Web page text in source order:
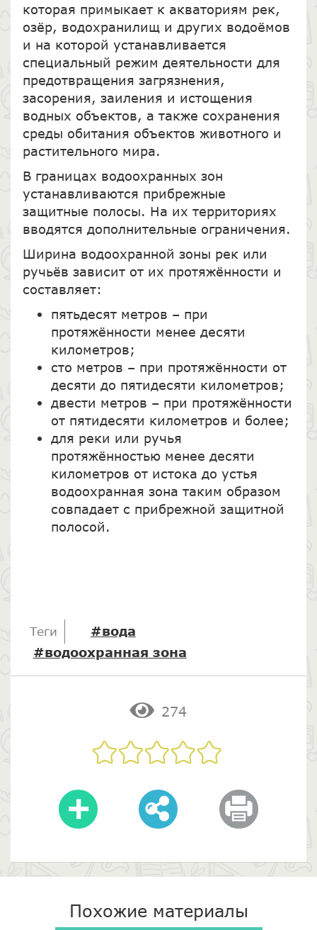
которая примыкает к акваториям рек,
озёр, водохранилищ и других водоёмов
и на которой устанавливается
специальный режим деятельности для
предотвращения загрязнения,
засорения, заиления и истощения
водных объектов, а также сохранения
среды обитания объектов животного и
растительного мира.
В границах водоохранных зон
устанавливаются прибрежные
защитные полосы. На их территориях
вводятся дополнительные ограничения.
Ширина водоохранной зоны рек или
ручьёв зависит от их протяжённости и
составляет:
пятьдесят метров – при
протяжённости менее десяти
километров;
сто метров – при протяжённости от
десяти до пятидесяти километров;
двести метров – при протяжённости
от пятидесяти километров и более;
для реки или ручья
протяжённостью менее десяти
километров от истока до устья
водоохранная зона таким образом
совпадает с прибрежной защитной
полосой.
Теги
#вода
#водоохранная зона
274
Похожие материалы